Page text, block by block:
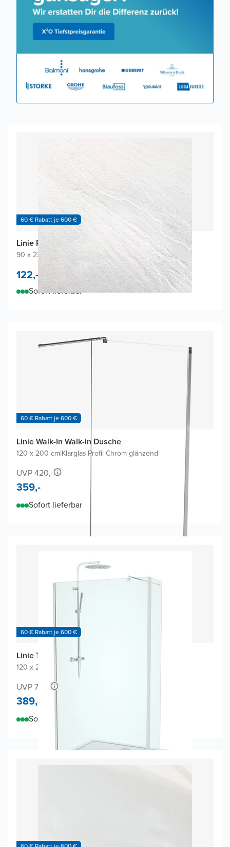
60 € Rabatt je 600 €
Linie Rumba Duschrückwand
90 x 220 cmWeiß mattAcryl
122,-
m²
Sofort lieferbar
60 € Rabatt je 600 €
Linie Walk-In Walk-in Dusche
120 x 200 cm|Klarglas|Profil Chrom glänzend
UVP 420,-
359,-
Sofort lieferbar
60 € Rabatt je 600 €
Linie Twist Walk-in Dusche
120 x 200 cm
UVP 718,-
389,-
Sofort lieferbar